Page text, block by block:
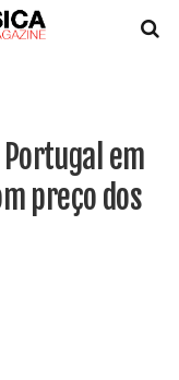
Portugal em
preço dos